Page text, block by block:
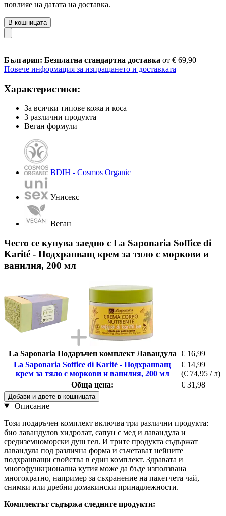
повлияе на датата на доставка.
В кошницата
България: Безплатна стандартна доставка от € 69,90
Повече информация за изпращането и доставката
Характеристики:
За всички типове кожа и коса
3 различни продукта
Веган формули
BDIH - Cosmos Organic
Унисекс
Веган
Често се купува заедно с La Saponaria Soffice di
Karité - Подхранващ крем за тяло с моркови и
ванилия, 200 мл
La Saponaria Подаръчен комплект Лавандула € 16,99
La Saponaria Soffice di Karité - Подхранващ
крем за тяло с моркови и ванилия, 200 мл
€ 14,99
(€ 74,95 / л)
Обща цена:
€ 31,98
Добави и двете в кошницата
Описание
Този подаръчен комплект включва три различни продукта:
био лавандулов хидролат, сапун с мед и лавандула и
средиземноморски душ гел. И трите продукта съдържат
лавандула под различна форма и съчетават нейните
подхранващи свойства в един комплект. Здравата и
многофункционална кутия може да бъде използвана
многократно, например за съхранение на пакетчета чай,
снимки или дребни домакински принадлежности.
Комплектът съдържа следните продукти: